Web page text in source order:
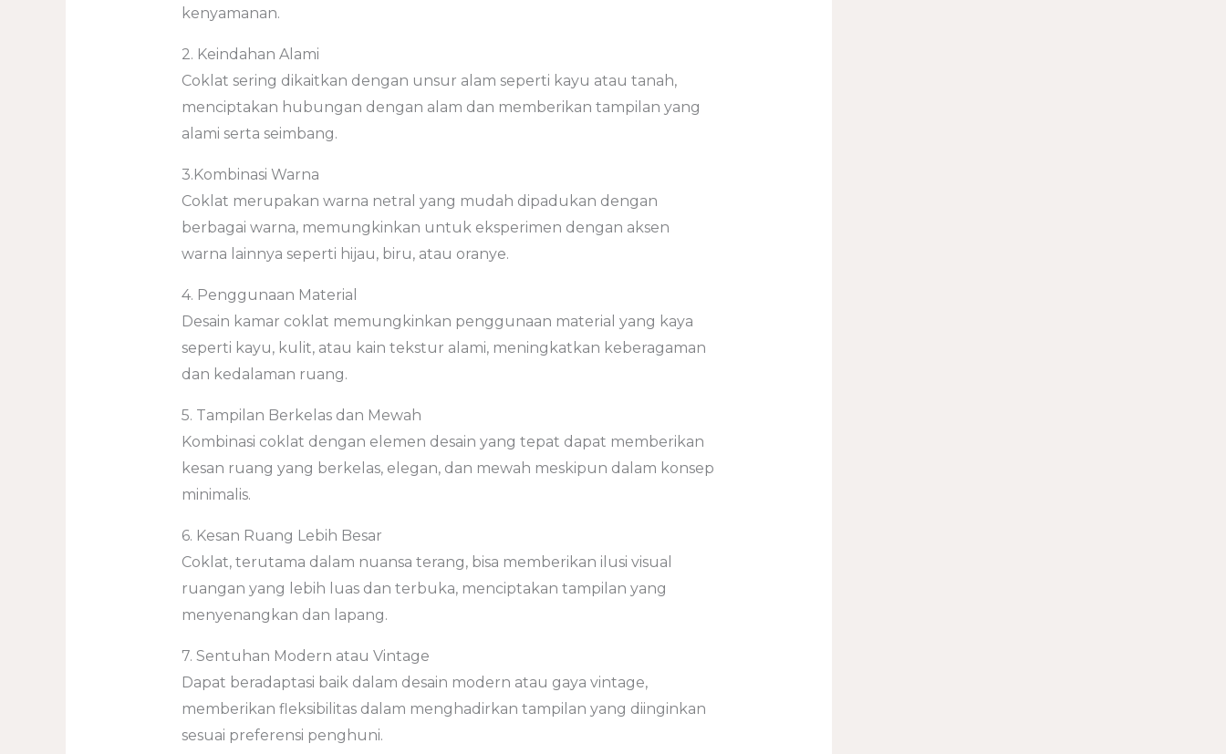
kenyamanan.
2. Keindahan Alami
Coklat sering dikaitkan dengan unsur alam seperti kayu atau tanah,
menciptakan hubungan dengan alam dan memberikan tampilan yang
alami serta seimbang.
3.Kombinasi Warna
Coklat merupakan warna netral yang mudah dipadukan dengan
berbagai warna, memungkinkan untuk eksperimen dengan aksen
warna lainnya seperti hijau, biru, atau oranye.
4. Penggunaan Material
Desain kamar coklat memungkinkan penggunaan material yang kaya
seperti kayu, kulit, atau kain tekstur alami, meningkatkan keberagaman
dan kedalaman ruang.
5. Tampilan Berkelas dan Mewah
Kombinasi coklat dengan elemen desain yang tepat dapat memberikan
kesan ruang yang berkelas, elegan, dan mewah meskipun dalam konsep
minimalis.
6. Kesan Ruang Lebih Besar
Coklat, terutama dalam nuansa terang, bisa memberikan ilusi visual
ruangan yang lebih luas dan terbuka, menciptakan tampilan yang
menyenangkan dan lapang.
7. Sentuhan Modern atau Vintage
Dapat beradaptasi baik dalam desain modern atau gaya vintage,
memberikan fleksibilitas dalam menghadirkan tampilan yang diinginkan
sesuai preferensi penghuni.